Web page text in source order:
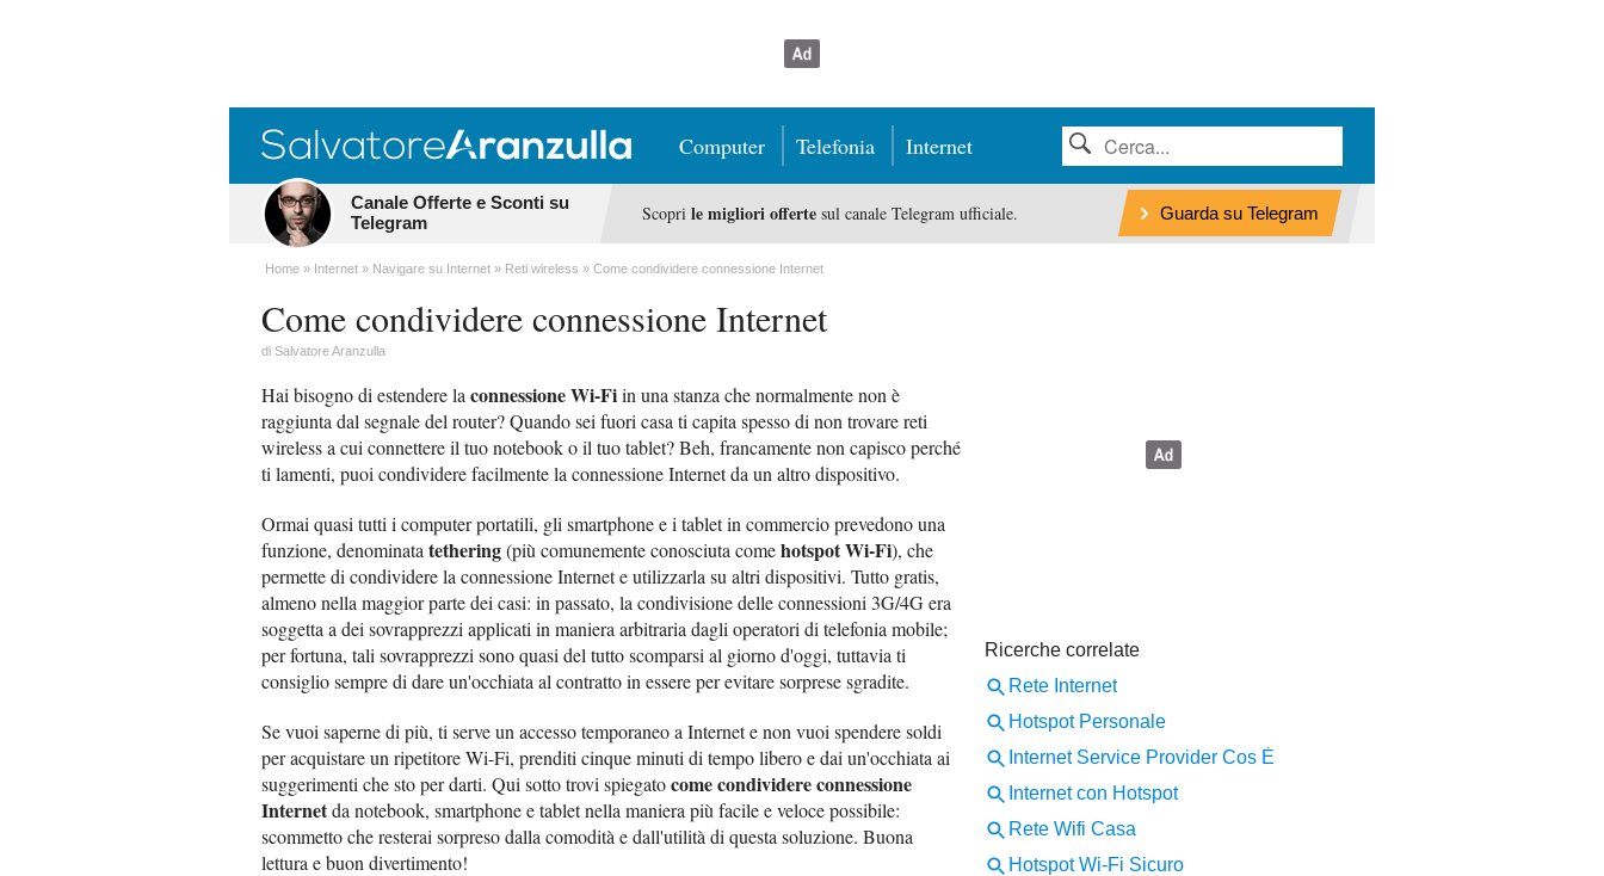
Computer Telefonia Internet
Canale Offerte e Sconti su
Telegram
Scopri le migliori offertesul canale Telegram ufficiale. Guarda su Telegram
Home Internet Navigare su Internet Reti wireless Come condividere connessione Internet
Come condividere connessione Internet
di Salvatore Aranzulla
Hai bisogno di estendere la connessione Wi-Fiin una stanza che normalmente non è
raggiunta dal segnale del router? Quando sei fuori casa ti capita spesso di non trovare reti
wireless a cui connettere il tuo notebook o il tuo tablet? Beh, francamente non capisco perché
ti lamenti, puoi condividere facilmente la connessione Internet da un altro dispositivo.
Ormai quasi tutti i computer portatili, gli smartphone e i tablet in commercio prevedono una
funzione, denominata tethering(più comunemente conosciuta comehotspot Wi-Fi), che
permette di condividere la connessione Internet e utilizzarla su altri dispositivi. Tutto gratis,
almeno nella maggior parte dei casi: in passato, la condivisione delle connessioni 3G/4G era
soggetta a dei sovrapprezzi applicati in maniera arbitraria dagli operatori di telefonia mobile;
per fortuna, tali sovrapprezzi sono quasi del tutto scomparsi al giorno d'oggi, tuttavia ti
consiglio sempre di dare un'occhiata al contratto in essere per evitare sorprese sgradite.
Se vuoi saperne di più, ti serve un accesso temporaneo a Internet e non vuoi spendere soldi
per acquistare un ripetitore Wi-Fi, prenditi cinque minuti di tempo libero e dai un'occhiata ai
suggerimenti che sto per darti. Qui sotto trovi spiegatocome condividere connessione
Internetda notebook, smartphone e tablet nella maniera più facile e veloce possibile:
scommetto che resterai sorpreso dalla comodità e dall'utilità di questa soluzione. Buona
lettura e buon divertimento!